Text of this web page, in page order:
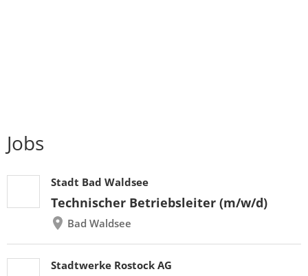
Jobs
Stadt Bad Waldsee
Technischer Betriebsleiter (m/w/d)
Bad Waldsee
Stadtwerke Rostock AG